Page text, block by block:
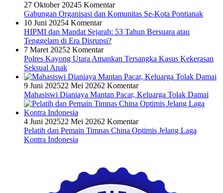
27 Oktober 20245 Komentar
Gabungan Organisasi dan Komunitas Se-Kota Pontianak
10 Juni 20254 Komentar
HIPMI dan Mandat Sejarah: 53 Tahun Bersuara atau
Tenggelam di Era Disrupsi?
7 Maret 20252 Komentar
Polres Kayong Utara Amankan Tersangka Kasus Kekerasan
Seksual Anak
9 Juni 202522 Mei 20262 Komentar
Mahasiswi Dianiaya Mantan Pacar, Keluarga Tolak Damai
4 Juni 202522 Mei 20262 Komentar
Pelatih dan Pemain Timnas China Optimis Jelang Laga
Kontra Indonesia